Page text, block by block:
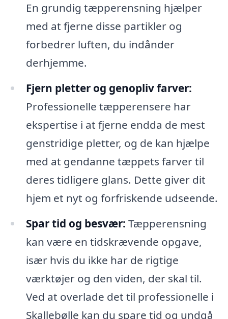
En grundig tæpperensning hjælper
med at fjerne disse partikler og
forbedrer luften, du indånder
derhjemme.
Fjern pletter og genopliv farver:
Professionelle tæpperensere har
ekspertise i at fjerne endda de mest
genstridige pletter, og de kan hjælpe
med at gendanne tæppets farver til
deres tidligere glans. Dette giver dit
hjem et nyt og forfriskende udseende.
Spar tid og besvær: Tæpperensning
kan være en tidskrævende opgave,
især hvis du ikke har de rigtige
værktøjer og den viden, der skal til.
Ved at overlade det til professionelle i
Skallebølle kan du spare tid og undgå